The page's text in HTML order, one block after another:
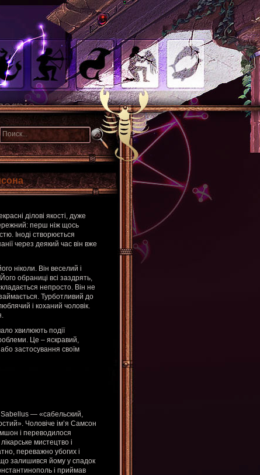
ділові якості, дуже
перш ніж щось
Іноді створюється
через деякий час він вже
ніколи. Він веселий і
обраниці всі заздрять,
непросто. Він не
Турботливий до
і коханий чоловік.
хвилюють події
Це – яскравий,
застосування своїм
Sabellus — «сабельский,
Чоловіче ім’я Самсон
і переводилося
мистецтво і
переважно убогих і
що залишився йому у спадок
і приймав